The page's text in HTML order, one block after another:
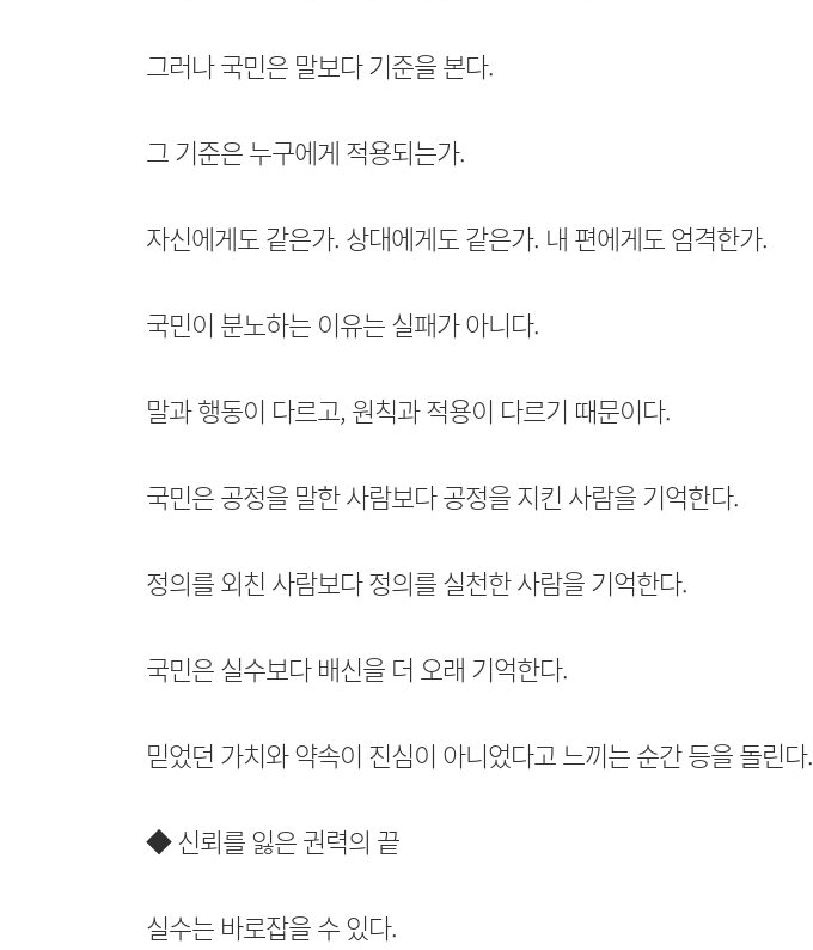
그러나 국민은 말보다 기준을 본다.
그 기준은 누구에게 적용되는가.
자신에게도 같은가. 상대에게도 같은가. 내 편에게도 엄격한가.
국민이 분노하는 이유는 실패가 아니다.
말과 행동이 다르고, 원칙과 적용이 다르기 때문이다.
국민은 공정을 말한 사람보다 공정을 지킨 사람을 기억한다.
정의를 외친 사람보다 정의를 실천한 사람을 기억한다.
국민은 실수보다 배신을 더 오래 기억한다.
믿었던 가치와 약속이 진심이 아니었다고 느끼는 순간 등을 돌린다.
◆ 신뢰를 잃은 권력의 끝
실수는 바로잡을 수 있다.